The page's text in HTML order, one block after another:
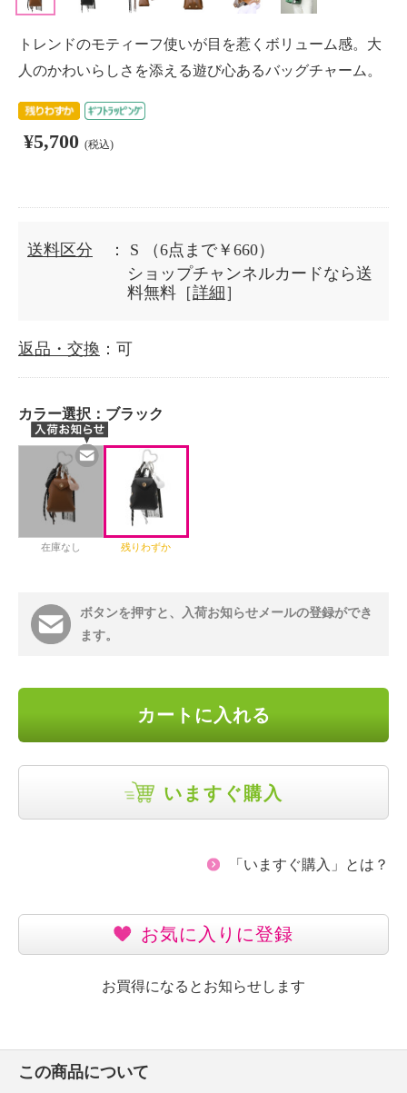
トレンドのモティーフ使いが目を惹くボリューム感。大
人のかわいらしさを添える遊び心あるバッグチャーム。
¥5,700 (税込)
送料区分 ： S
（6点まで￥660）
ショップチャンネルカードなら送
料無料［詳細 ］
返品・交換 ：可
カラー選択： ブラック
在庫なし 残りわずか
ボタンを押すと、入荷お知らせメールの登録ができ
ます。
カートに入れる
いますぐ購入
「いますぐ購入」とは？
お気に入りに登録
お買得になるとお知らせします
この商品について